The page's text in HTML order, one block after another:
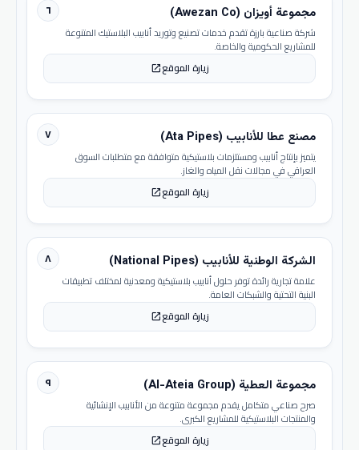
٦ مجموعة أويزان (Awezan Co)
شركة صناعية بارزة تقدم خدمات تصنيع وتوريد أنابيب البلاستيك المتنوعة
للمشاريع الحكومية والخاصة.
زيارة الموقعopen_in_new
٧ مصنع عطا للأنابيب (Ata Pipes)
يتميز بإنتاج أنابيب ومستلزمات بلاستيكية متوافقة مع متطلبات السوق
العراقي في مجالات نقل المياه والغاز.
زيارة الموقعopen_in_new
٨ الشركة الوطنية للأنابيب (National Pipes)
علامة تجارية رائدة توفر حلول أنابيب بلاستيكية ومعدنية لمختلف تطبيقات
البنية التحتية والشبكات العامة.
زيارة الموقعopen_in_new
٩ مجموعة العطية (Al-Ateia Group)
صرح صناعي متكامل يقدم مجموعة متنوعة من الأنابيب الإنشائية
والمنتجات البلاستيكية للمشاريع الكبرى.
زيارة الموقعopen_in_new